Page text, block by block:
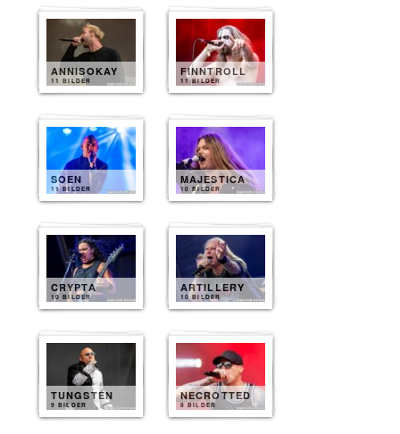
ANNISOKAY
11 BILDER
FINNTROLL
11 BILDER
SOEN
11 BILDER
MAJESTICA
10 BILDER
CRYPTA
10 BILDER
ARTILLERY
10 BILDER
TUNGSTEN
9 BILDER
NECROTTED
8 BILDER